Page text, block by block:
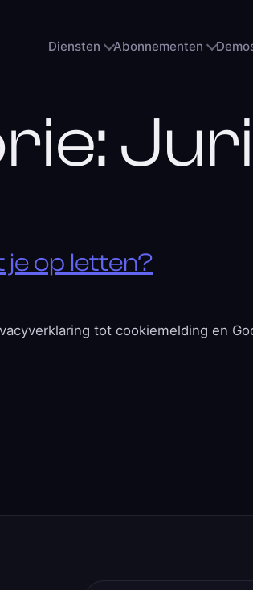
Diensten Abonnementen
je op letten?
tot cookiemelding en